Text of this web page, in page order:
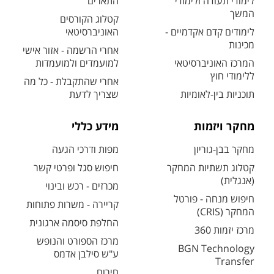
המשך
לימודים קדם אקדמיים -
מכינות
המרכז האוניברסיטאי
ללימודי חוץ
תוכניות בין-לאומיות
קטלוג הקורסים
האוניברסיטאי
אחרי הרשמה - אזור אישי
למועמדים ולמועמדות
אחרי שהתקבלת - כל מה
שצריך לדעת
מחקר ויזמות
מחקר בבן-גוריון
קטלוג תשתיות המחקר
(אנגלית)
חיפוש מנחה - פורטל
המחקר (CRIS)
מרכז יזמות 360
BGN Technology
Transfer
מידע כללי
מפות ודרכי הגעה
חיפוש סגל ופרטי קשר
מכרזים - רכש ובינוי
קריירה - משרות פתוחות
החלפת סיסמה ארגונית
מרכז הספורט והנופש
ע"ש סילבן אדמס